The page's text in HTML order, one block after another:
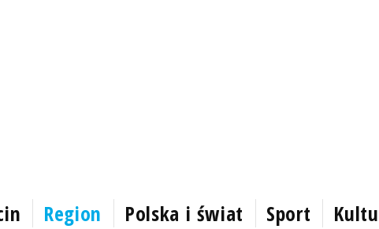
Region Polska i świat Sport